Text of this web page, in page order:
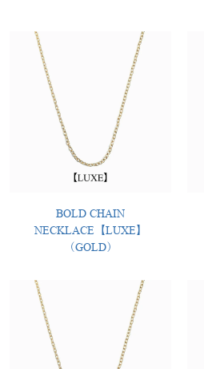
BOLD CHAIN
NECKLACE【LUXE】
（GOLD）